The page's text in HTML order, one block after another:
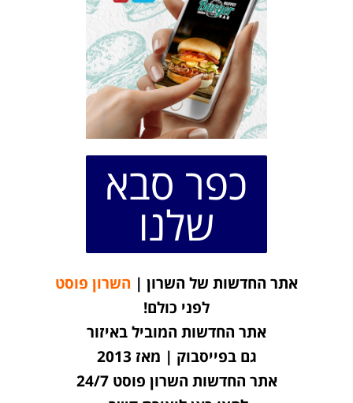
כפר סבא
שלנו
אתר החדשות של השרון | השרון פוסט
לפני כולם!
אתר החדשות המוביל באיזור
גם בפייסבוק | מאז 2013
אתר החדשות השרון פוסט 24/7